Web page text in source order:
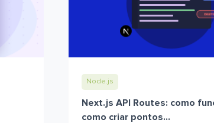
Node.js
Next.js API Routes: como
como criar pontos...